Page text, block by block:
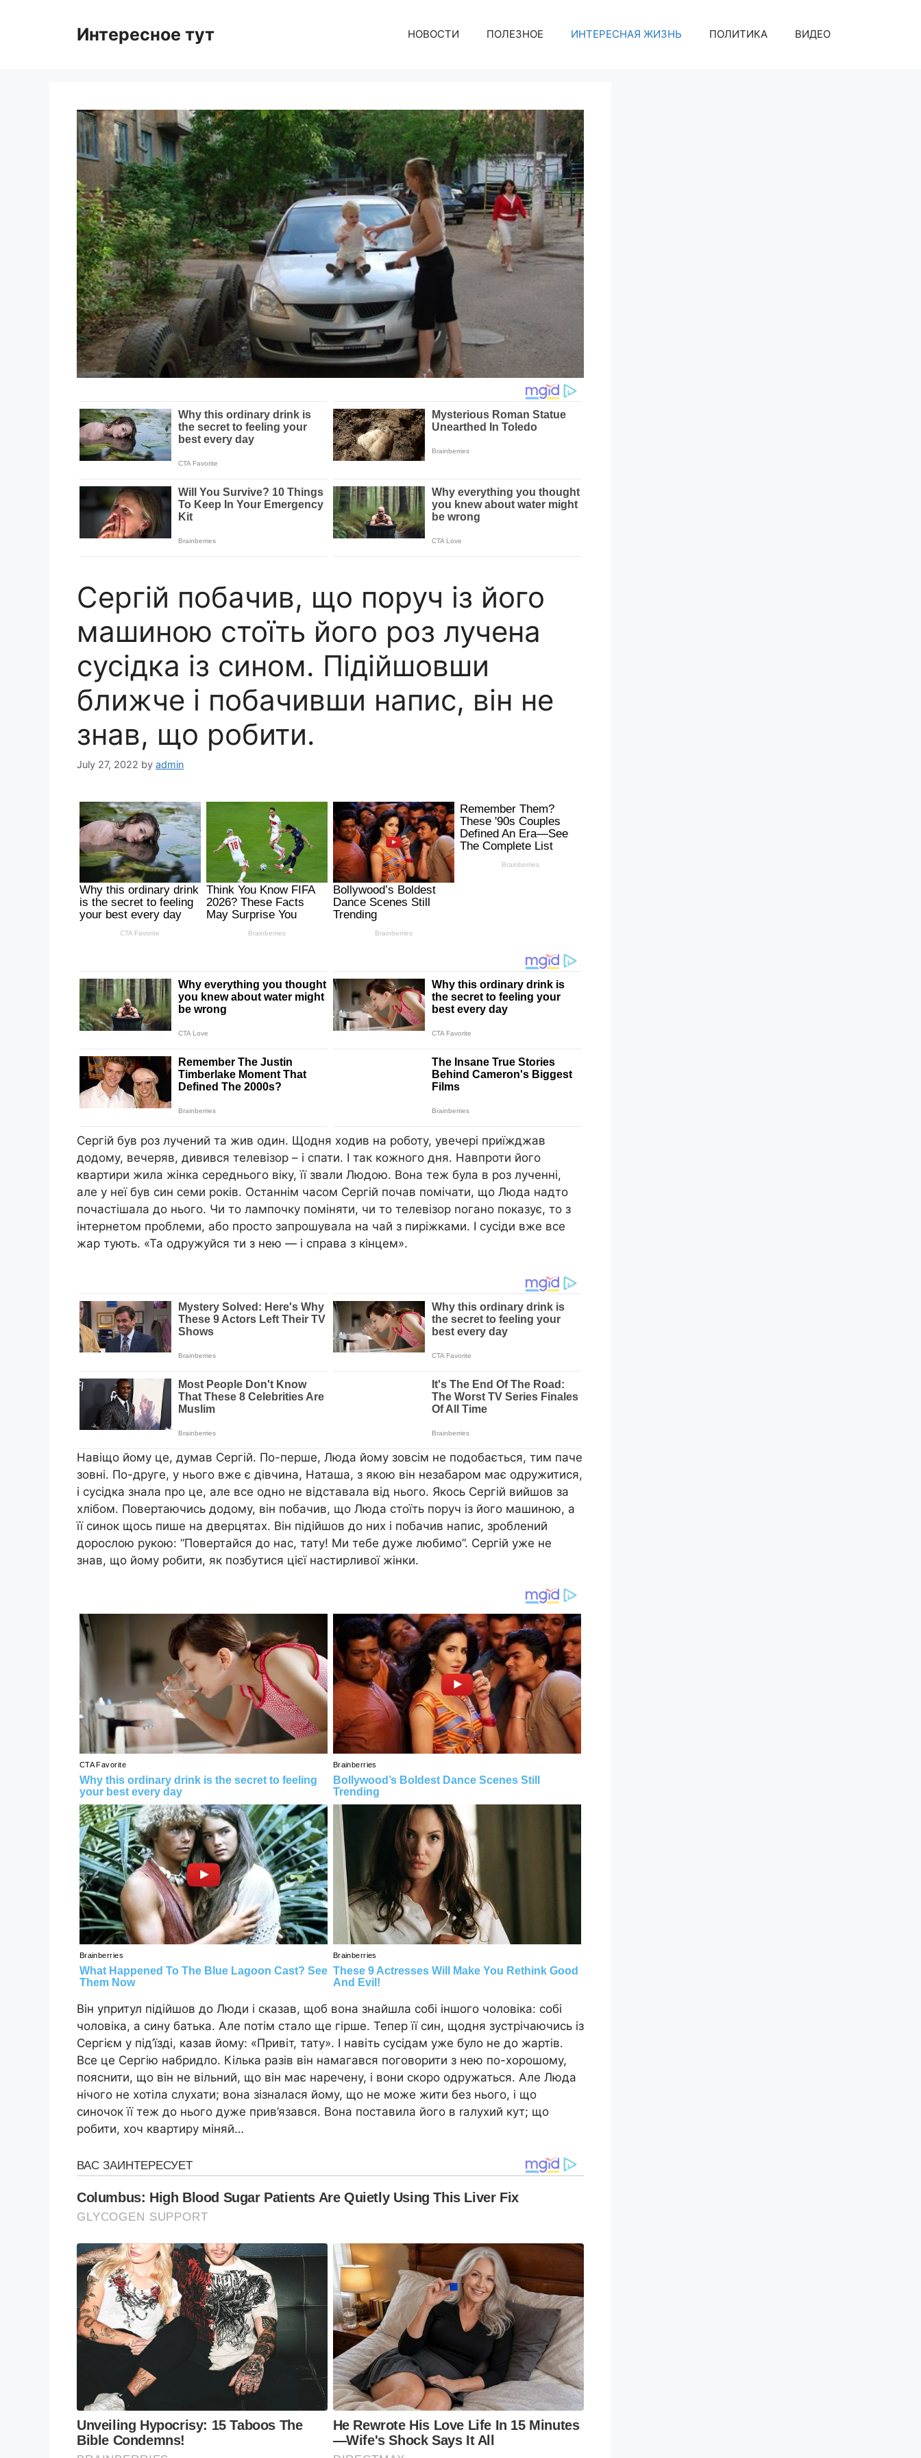
Интересное тут НОВОСТИ ПОЛЕЗНОЕ ИНТЕРЕСНАЯ ЖИЗНЬ ПОЛИТИКА ВИДЕО
Сергій побачив, що поруч із його
машиною стоїть його роз лучена
сусідка із сином. Підійшовши
ближче і побачивши напис, він не
знав, що робити.
July 27, 2022 by admin
Сергій був роз лучений та жив один. Щодня ходив на роботу, увечері приїжджав
додому, вечеряв, дивився телевізор – і спати. І так кожного дня. Навпроти його
квартири жила жінка середнього віку, її звали Людою. Вона теж була в роз лученні,
але у неї був син семи років. Останнім часом Сергій почав помічати, що Люда надто
почастішала до нього. Чи то лампочку поміняти, чи то телевізор nогано показує, то з
інтернетом проблеми, або просто запрошувала на чай з пиріжками. І сусіди вже все
жар тують. «Та одружуйся ти з нею — і справа з кінцем».
Навіщо йому це, думав Сергій. По-перше, Люда йому зовсім не подобається, тим паче
зовні. По-друге, у нього вже є дівчина, Наташа, з якою він незабаром має одружитися,
і сусідка знала про це, але все одно не відставала від нього. Якось Сергій вийшов за
хлібом. Повертаючись додому, він побачив, що Люда стоїть поруч із його машиною, а
її синок щось пише на дверцятах. Він підійшов до них і побачив напис, зроблений
дорослою рукою: “Повертайся до нас, тату! Ми тебе дуже любимо”. Сергій уже не
знав, що йому робити, як позбутися цієї настирливої жінки.
Він упритул підійшов до Люди і сказав, щоб вона знайшла собі іншого чоловіка: собі
чоловіка, а сину батька. Але потім стало ще гірше. Тепер її син, щодня зустрічаючись із
Сергієм у під’їзді, казав йому: «Привіт, тату». І навіть сусідам уже було не до жартів.
Все це Сергію набридло. Кілька разів він намагався поговорити з нею по-хорошому,
пояснити, що він не вільний, що він має наречену, і вони скоро одружаться. Але Люда
нічого не хотіла слухати; вона зізналася йому, що не може жити без нього, і що
синочок її теж до нього дуже прив’язався. Вона поставила його в raлухий кут; що
робити, хоч квартиру міняй…